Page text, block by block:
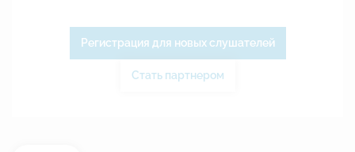
Регистрация для новых слушателей
Стать партнером